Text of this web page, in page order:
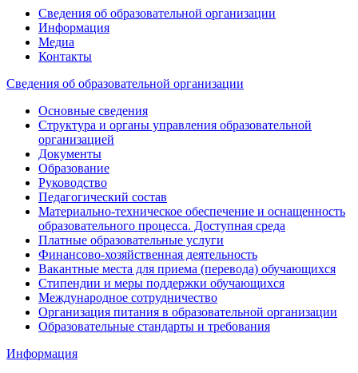
Сведения об образовательной организации
Информация
Медиа
Контакты
Сведения об образовательной организации
Основные сведения
Структура и органы управления образовательной
организацией
Документы
Образование
Руководство
Педагогический состав
Материально-техническое обеспечение и оснащенность
образовательного процесса. Доступная среда
Платные образовательные услуги
Финансово-хозяйственная деятельность
Вакантные места для приема (перевода) обучающихся
Стипендии и меры поддержки обучающихся
Международное сотрудничество
Организация питания в образовательной организации
Образовательные стандарты и требования
Информация